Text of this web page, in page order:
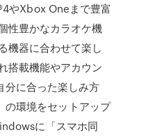
やXbox Oneまで豊富
性豊かなカラオケ機
機器に合わせて楽し
搭載機能やアカウン
分に合った楽しみ方
の環境をセットアップ
に「スマホ同